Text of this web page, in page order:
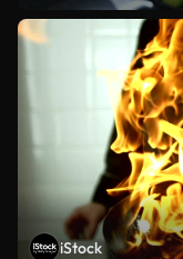
iStock